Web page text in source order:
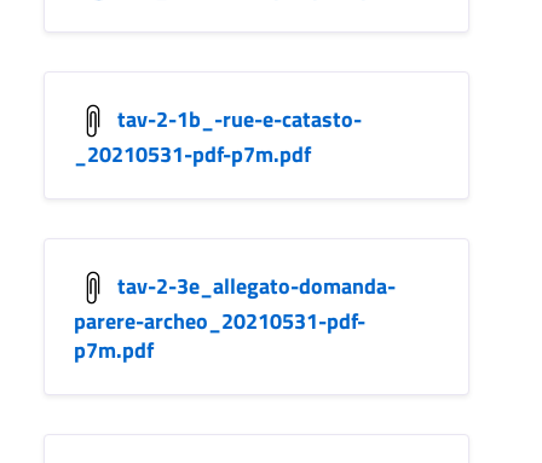
tav-2-1b_-rue-e-catasto-
_20210531-pdf-p7m.pdf
tav-2-3e_allegato-domanda-
parere-archeo_20210531-pdf-
p7m.pdf